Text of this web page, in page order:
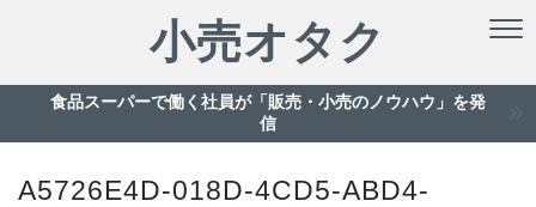
小売オタク
食品スーパーで働く社員が「販売・小売のノウハウ」を発
信
A5726E4D-018D-4CD5-ABD4-